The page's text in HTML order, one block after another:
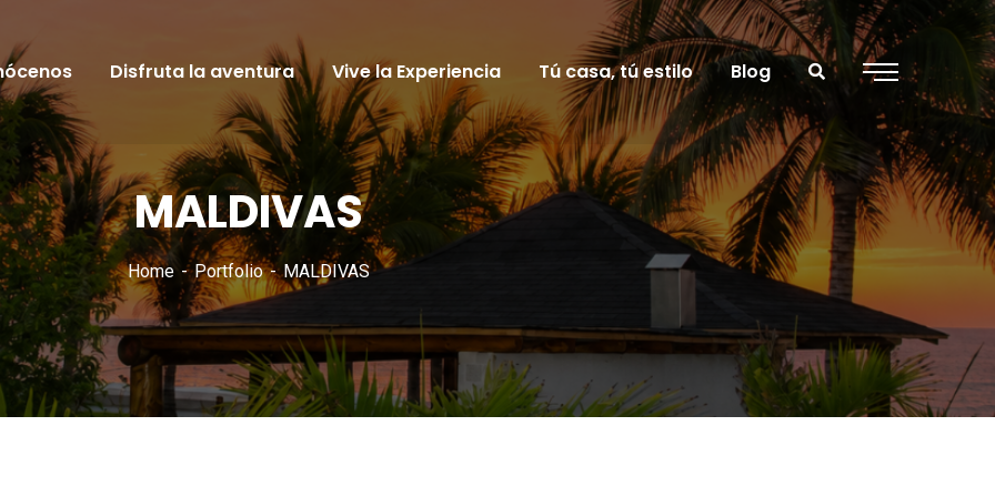
Disfruta la aventura Vive la Experiencia Tú casa, tú estilo Blog
MALDIVAS
Home Portfolio MALDIVAS